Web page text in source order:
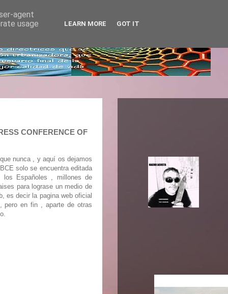
CONFERENCE OF
nunca , y aquí os dejamos
solo se encuentra editada
los Españoles , millones de
para lograse un medio de
es decir la pagina web oficial
pero en fin , aparte de otras
agent
usage
LEARN MORE GOT IT